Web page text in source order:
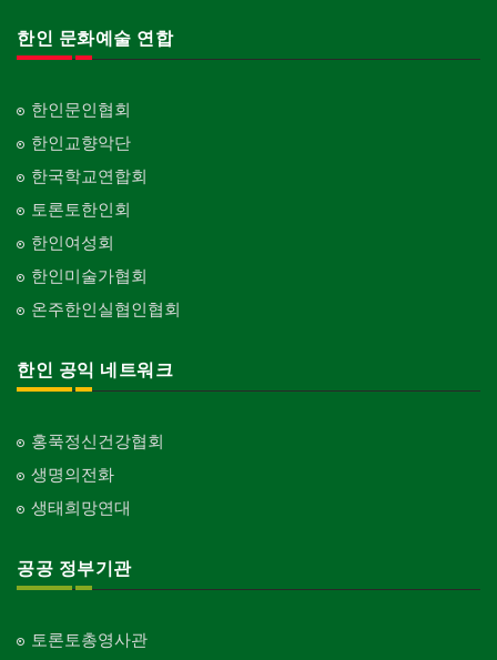
Piano Tuning/Sale
현금인출기
ATM
Art Gallery/Framing
행사/이벤트
Event
인벤토리
인터넷/소프트웨어 개발
Architectural Designer
단체-스포츠
Organization-Sports
단체-음악/미술
Organization-Music/Art
Organization-Buddhist
Organization-Christianity
교회-장로교회
Church-Presbyterian
Church-United
Church-7th Day Adventist
교회-씨 앤 엠에이
Church-C & MA
Church-Full Gospel
한인 문화예술 연합
한인문인협회
한인교향악단
한국학교연합회
토론토한인회
한인여성회
한인미술가협회
온주한인실협인협회
한인 공익 네트워크
홍푹정신건강협회
생명의전화
생태희망연대
공공 정부기관
토론토총영사관